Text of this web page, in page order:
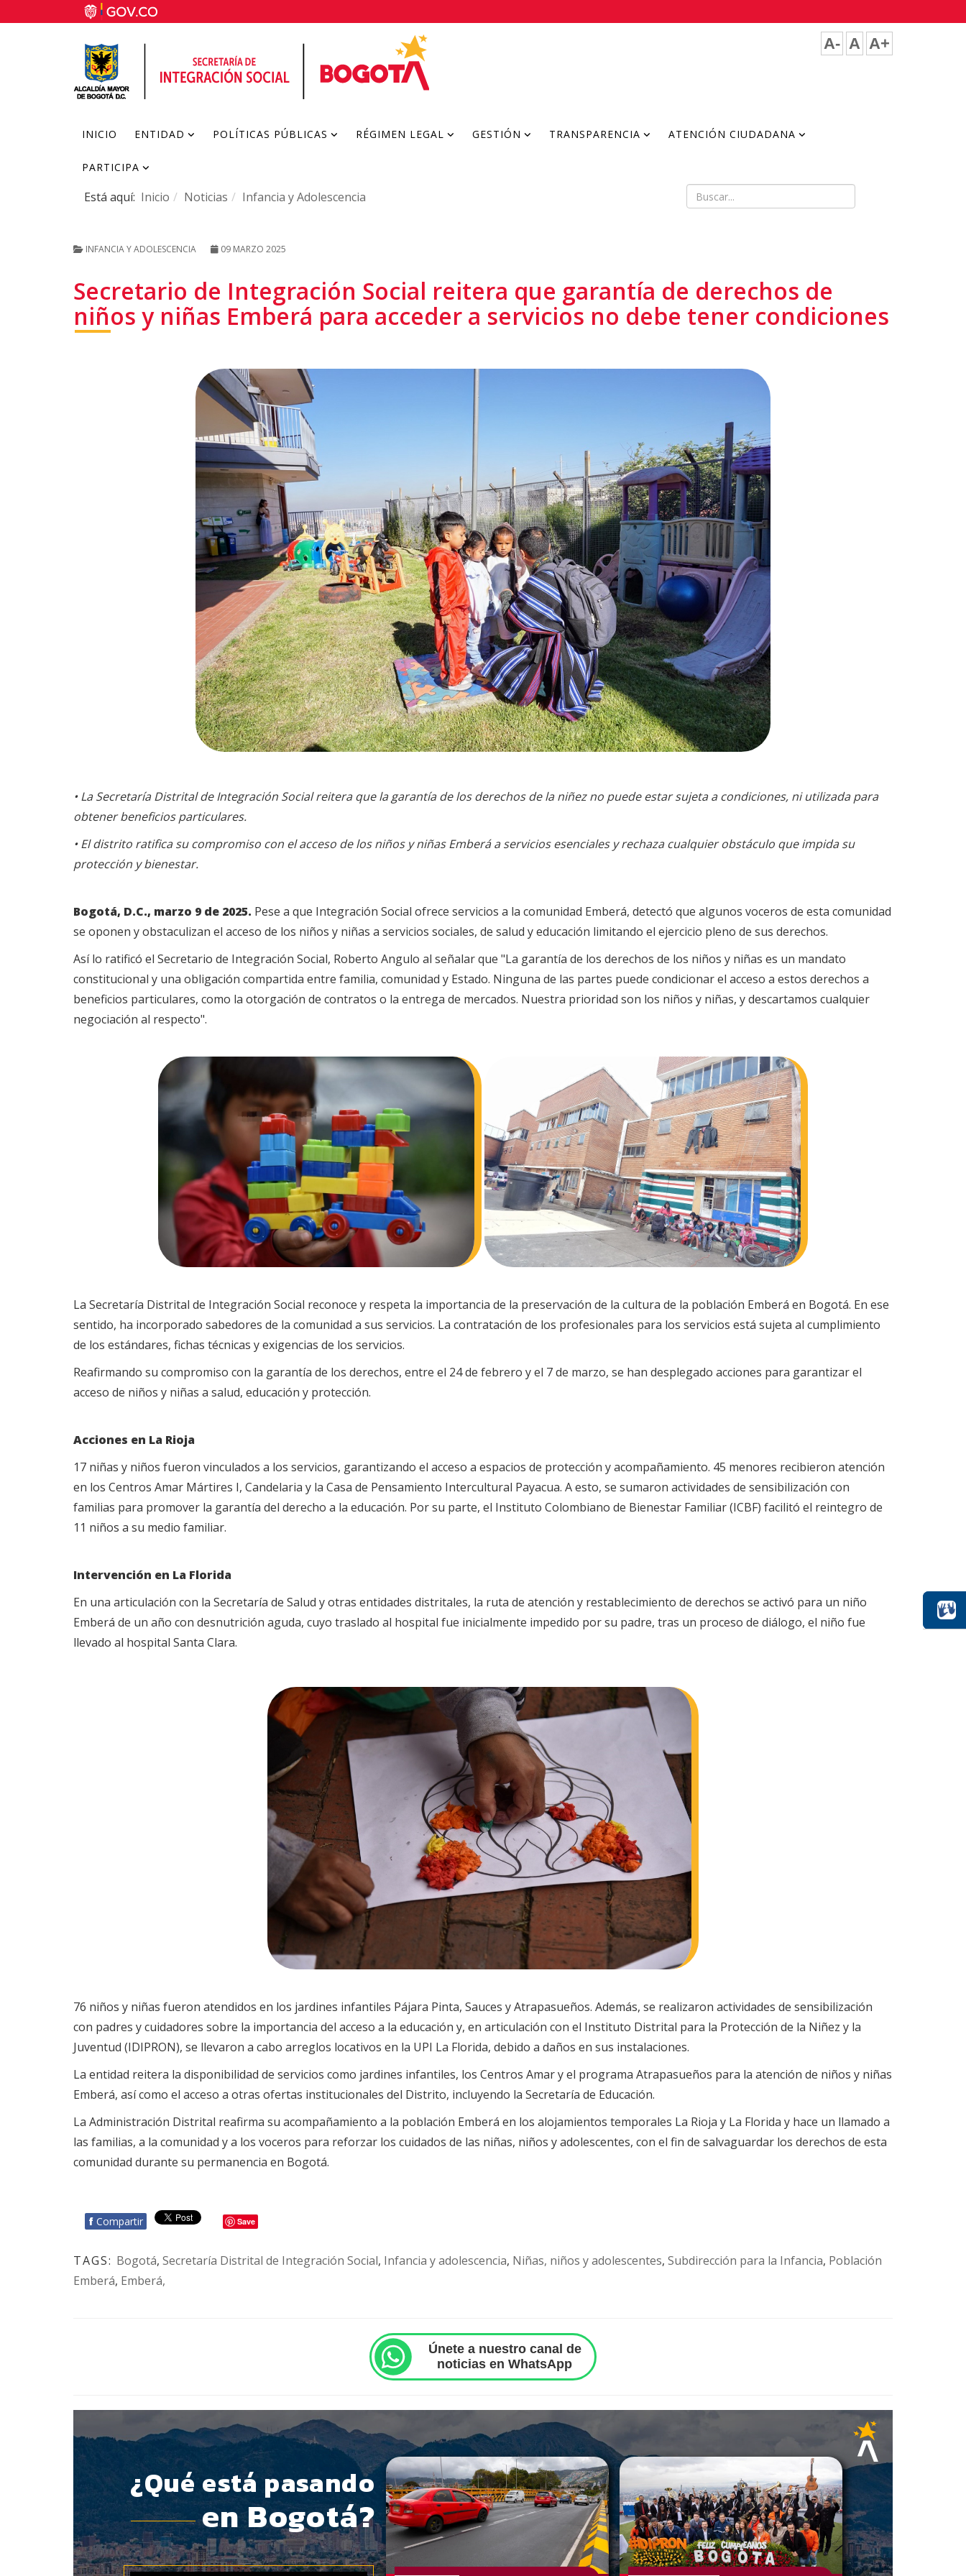
A- A A+
INICIO ENTIDAD POLÍTICAS PÚBLICAS RÉGIMEN LEGAL GESTIÓN TRANSPARENCIA ATENCIÓN CIUDADANA
PARTICIPA
Está aquí: Inicio Noticias Infancia y Adolescencia
INFANCIA Y ADOLESCENCIA 09 MARZO 2025
Secretario de Integración Social reitera que garantía de derechos de
niños y niñas Emberá para acceder a servicios no debe tener condiciones
• La Secretaría Distrital de Integración Social reitera que la garantía de los derechos de la niñez no puede estar sujeta a condiciones, ni utilizada para
obtener beneficios particulares.
• El distrito ratifica su compromiso con el acceso de los niños y niñas Emberá a servicios esenciales y rechaza cualquier obstáculo que impida su
protección y bienestar.
Bogotá, D.C., marzo 9 de 2025. Pese a que Integración Social ofrece servicios a la comunidad Emberá, detectó que algunos voceros de esta comunidad
se oponen y obstaculizan el acceso de los niños y niñas a servicios sociales, de salud y educación limitando el ejercicio pleno de sus derechos.
Así lo ratificó el Secretario de Integración Social, Roberto Angulo al señalar que "La garantía de los derechos de los niños y niñas es un mandato
constitucional y una obligación compartida entre familia, comunidad y Estado. Ninguna de las partes puede condicionar el acceso a estos derechos a
beneficios particulares, como la otorgación de contratos o la entrega de mercados. Nuestra prioridad son los niños y niñas, y descartamos cualquier
negociación al respecto".
La Secretaría Distrital de Integración Social reconoce y respeta la importancia de la preservación de la cultura de la población Emberá en Bogotá. En ese
sentido, ha incorporado sabedores de la comunidad a sus servicios. La contratación de los profesionales para los servicios está sujeta al cumplimiento
de los estándares, fichas técnicas y exigencias de los servicios.
Reafirmando su compromiso con la garantía de los derechos, entre el 24 de febrero y el 7 de marzo, se han desplegado acciones para garantizar el
acceso de niños y niñas a salud, educación y protección.
Acciones en La Rioja
17 niñas y niños fueron vinculados a los servicios, garantizando el acceso a espacios de protección y acompañamiento. 45 menores recibieron atención
en los Centros Amar Mártires I, Candelaria y la Casa de Pensamiento Intercultural Payacua. A esto, se sumaron actividades de sensibilización con
familias para promover la garantía del derecho a la educación. Por su parte, el Instituto Colombiano de Bienestar Familiar (ICBF) facilitó el reintegro de
11 niños a su medio familiar.
Intervención en La Florida
En una articulación con la Secretaría de Salud y otras entidades distritales, la ruta de atención y restablecimiento de derechos se activó para un niño
Emberá de un año con desnutrición aguda, cuyo traslado al hospital fue inicialmente impedido por su padre, tras un proceso de diálogo, el niño fue
llevado al hospital Santa Clara.
76 niños y niñas fueron atendidos en los jardines infantiles Pájara Pinta, Sauces y Atrapasueños. Además, se realizaron actividades de sensibilización
con padres y cuidadores sobre la importancia del acceso a la educación y, en articulación con el Instituto Distrital para la Protección de la Niñez y la
Juventud (IDIPRON), se llevaron a cabo arreglos locativos en la UPI La Florida, debido a daños en sus instalaciones.
La entidad reitera la disponibilidad de servicios como jardines infantiles, los Centros Amar y el programa Atrapasueños para la atención de niños y niñas
Emberá, así como el acceso a otras ofertas institucionales del Distrito, incluyendo la Secretaría de Educación.
La Administración Distrital reafirma su acompañamiento a la población Emberá en los alojamientos temporales La Rioja y La Florida y hace un llamado a
las familias, a la comunidad y a los voceros para reforzar los cuidados de las niñas, niños y adolescentes, con el fin de salvaguardar los derechos de esta
comunidad durante su permanencia en Bogotá.
f Compartir Save
TAGS: Bogotá, Secretaría Distrital de Integración Social, Infancia y adolescencia, Niñas, niños y adolescentes, Subdirección para la Infancia, Población
Emberá, Emberá,
Únete a nuestro canal de
noticias en WhatsApp